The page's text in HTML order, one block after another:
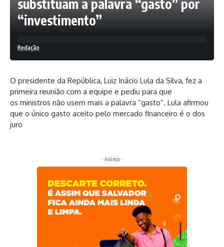
substituam a palavra “gasto” por
“investimento”
Redação
O presidente da República, Luiz Inácio Lula da Silva, fez a
primeira reunião com a equipe e pediu para que
os ministros não usem mais a palavra “gasto”. Lula afirmou
que o único gasto aceito pelo mercado financeiro é o dos
juro
- Anúncio -